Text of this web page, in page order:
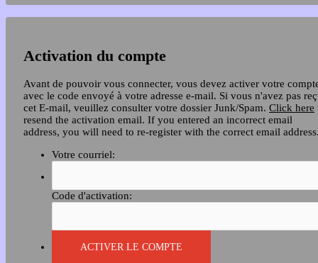
Activation du compte
Avant de pouvoir vous connecter, vous devez activer votre
avec le code envoyé à votre adresse e-mail. Si vous n'avez pas
cet E-mail, veuillez consulter votre dossier Junk/Spam. Click here
resend the activation email. If you entered an incorrect email
address, you will need to re-register with the correct email
Votre courriel:
Code d'activation: